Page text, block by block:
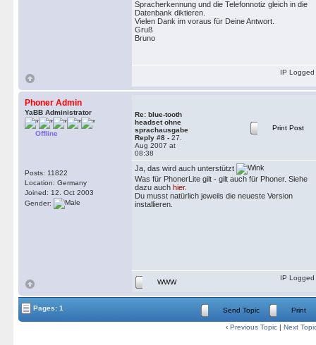
Spracherkennung und die Telefonnotiz gleich in die
Datenbank diktieren.
Vielen Dank im voraus für Deine Antwort.
Gruß
Bruno
IP Logged
Phoner Admin
YaBB Administrator
Offline
Posts: 11822
Location: Germany
Joined: 12. Oct 2003
Gender:
Re: blue-tooth
headset ohne
sprachausgabe
Reply #8 - 27.
Aug 2007 at
08:38
Print Post
Ja, das wird auch unterstützt
Was für PhonerLite gilt - gilt auch für Phoner. Siehe
dazu auch hier.
Du musst natürlich jeweils die neueste Version
installieren.
WWW
IP Logged
Pages: 1 Send Topic Print
‹ Previous Topic | Next